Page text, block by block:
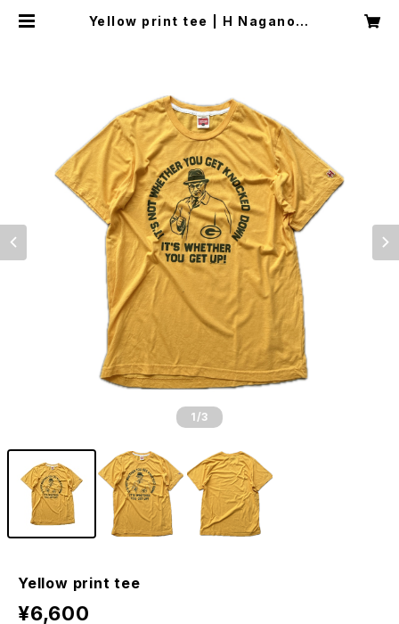
Yellow print tee | H Nagano S
1 /3
Yellow print tee
¥6,600